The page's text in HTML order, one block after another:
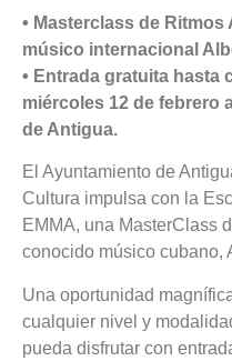
• Masterclass de
músico internacional
• Entrada gratuita hasta
miércoles 12 de febrero
de Antigua.
El Ayuntamiento de
Cultura impulsa con la
EMMA, una MasterClass
conocido músico cubano,
Una oportunidad
cualquier nivel y
pueda disfrutar con